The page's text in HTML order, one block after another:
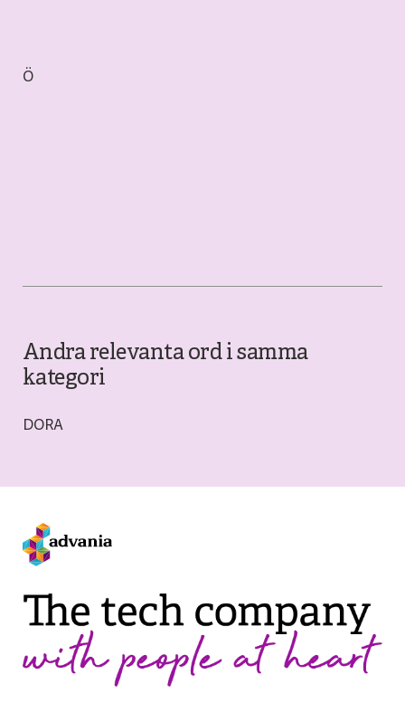
Ö
Andra relevanta ord i samma
kategori
DORA